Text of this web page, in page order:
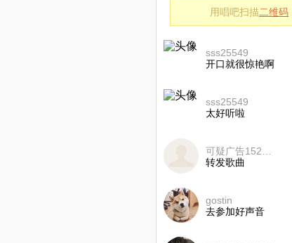
用唱吧扫描二维码
sss25549
开口就很惊艳啊
sss25549
太好听啦
转发歌曲
gostin
去参加好声音